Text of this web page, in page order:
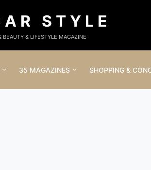
STYLE
BEAUTY & LIFESTYLE MAGAZINE
35 MAGAZINES SHOPPING &